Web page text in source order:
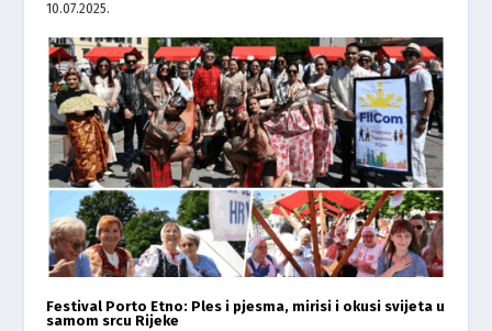
10.07.2025.
Festival Porto Etno: Ples i pjesma, mirisi i okusi svijeta u
samom srcu Rijeke